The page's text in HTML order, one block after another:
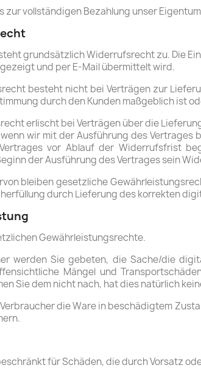
zur vollständigen Bezahlung unser
grundsätzlich Widerrufsrecht zu. Die
und per E-Mail übermittelt wird.
besteht nicht bei Verträgen zur
durch den Kunden maßgeblich ist
erlischt bei Verträgen über die
wir mit der Ausführung des
vor Ablauf der Widerrufsfrist
der Ausführung des Vertrages sein
bleiben gesetzliche
durch Lieferung des korrekten
Gewährleistungsrechte.
werden Sie gebeten, die Sache/die
Mängel und
Sie dem nicht nach, hat dies natürlich
die Ware in beschädigtem
für Schäden, die durch Vorsatz